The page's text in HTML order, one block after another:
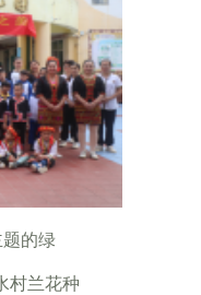
题的绿
村兰花种